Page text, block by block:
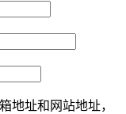
地址和网站地址，